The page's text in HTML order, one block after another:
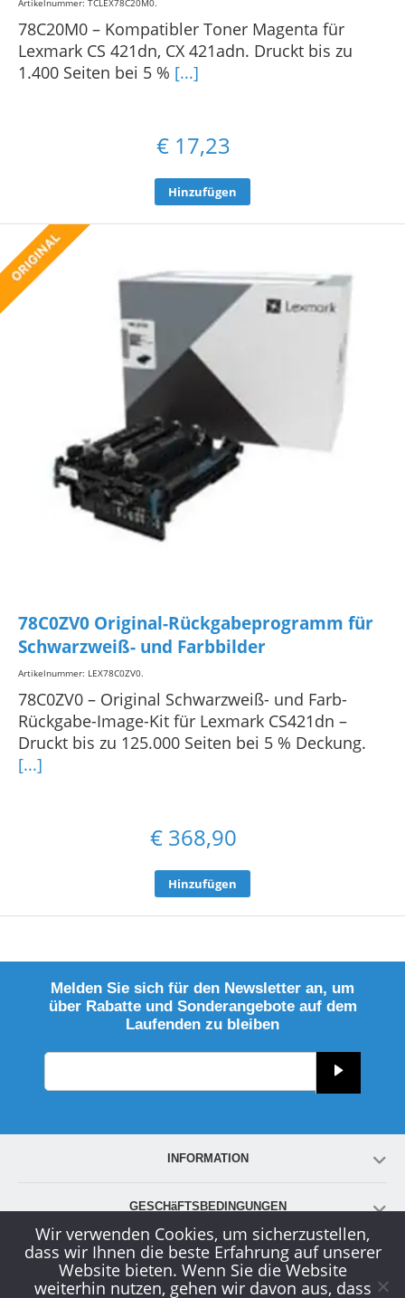
Artikelnummer: TCLEX78C20M0.
78C20M0 – Kompatibler Toner Magenta für
Lexmark CS 421dn, CX 421adn. Druckt bis zu
1.400 Seiten bei 5 % [...]
€ 17,23
Hinzufügen
78C0ZV0 Original-Rückgabeprogramm für
Schwarzweiß- und Farbbilder
Artikelnummer: LEX78C0ZV0.
78C0ZV0 – Original Schwarzweiß- und Farb-
Rückgabe-Image-Kit für Lexmark CS421dn –
Druckt bis zu 125.000 Seiten bei 5 % Deckung.
[...]
€ 368,90
Hinzufügen
Melden Sie sich für den Newsletter an, um
über Rabatte und Sonderangebote auf dem
Laufenden zu bleiben
INFORMATION
GESCHäFTSBEDINGUNGEN
KONTO
Wir verwenden Cookies, um sicherzustellen,
dass wir Ihnen die beste Erfahrung auf unserer
Website bieten. Wenn Sie die Website
weiterhin nutzen, gehen wir davon aus, dass